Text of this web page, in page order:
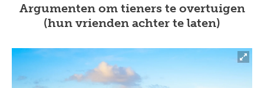
Argumenten om tieners te overtuigen
(hun vrienden achter te laten)